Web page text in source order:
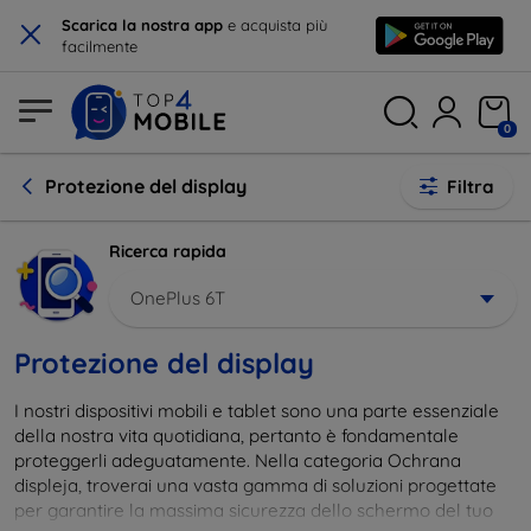
× Scarica la nostra app e acquista più
facilmente
0
Protezione del display Filtra
Ricerca rapida
OnePlus 6T
Protezione del display
I nostri dispositivi mobili e tablet sono una parte essenziale
della nostra vita quotidiana, pertanto è fondamentale
proteggerli adeguatamente. Nella categoria Ochrana
displeja, troverai una vasta gamma di soluzioni progettate
per garantire la massima sicurezza dello schermo del tuo